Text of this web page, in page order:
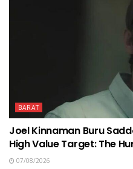
BARAT
Joel Kinnaman Buru
High Value Target: The
07/08/2026